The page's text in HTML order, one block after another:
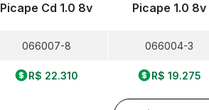
Picape Cd 1.0 8v
066007-8
R$ 22.310
Picape 1.0 8v
066004-3
R$ 19.275